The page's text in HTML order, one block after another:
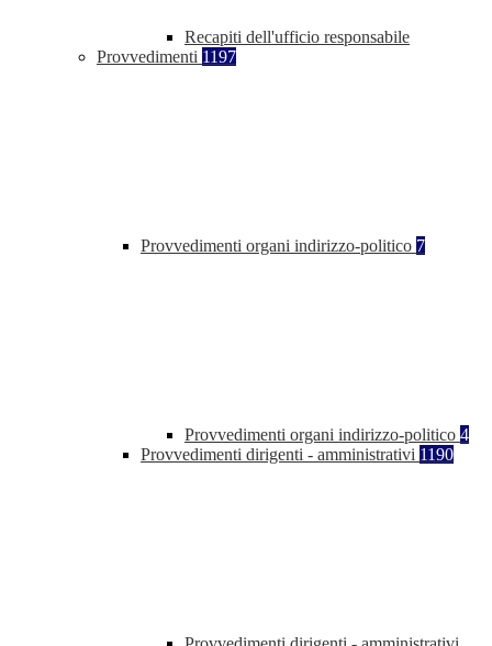
Recapiti dell'ufficio responsabile
Provvedimenti 1197
Provvedimenti organi indirizzo-politico 7
Provvedimenti organi indirizzo-politico 4
Provvedimenti dirigenti - amministrativi 1190